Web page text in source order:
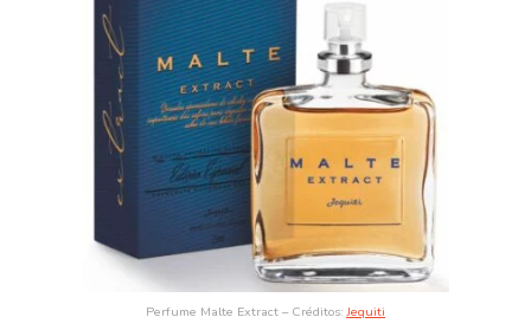
Perfume Malte Extract – Créditos: Jequiti